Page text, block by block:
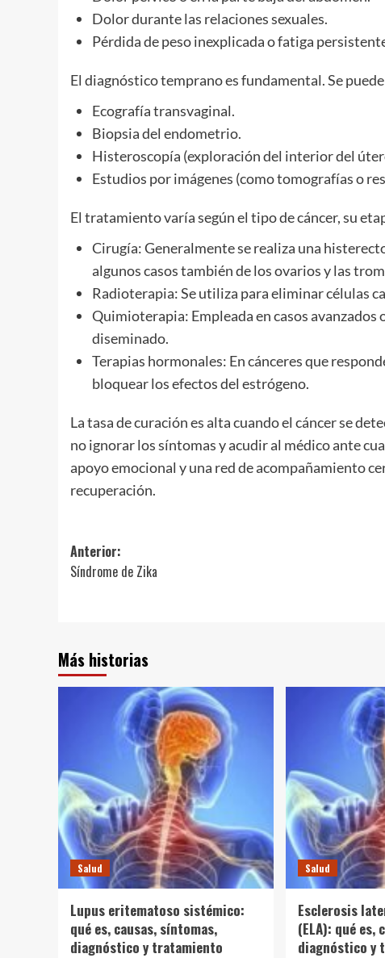
Dolor durante las relaciones sexuales.
Pérdida de peso inexplicada o fatiga
El diagnóstico temprano es fundamental. Se
Ecografía transvaginal.
Biopsia del endometrio.
Histeroscopía (exploración del interior del
Estudios por imágenes (como tomografías o
El tratamiento varía según el tipo de cáncer, su
Cirugía: Generalmente se realiza una
algunos casos también de los ovarios y las
Radioterapia: Se utiliza para eliminar células
Quimioterapia: Empleada en casos avanzados
diseminado.
Terapias hormonales: En cánceres que
bloquear los efectos del estrógeno.
La tasa de curación es alta cuando el cáncer se
no ignorar los síntomas y acudir al médico ante
apoyo emocional y una red de acompañamiento
recuperación.
Navegación
de
Anterior:
Síndrome de Zika
Más historias
Salud
Lupus eritematoso sistémico:
qué es, causas, síntomas,
diagnóstico y tratamiento
Salud
Esclerosis
(ELA): qué es,
diagnóstico y